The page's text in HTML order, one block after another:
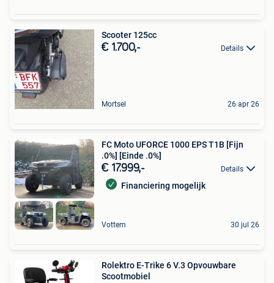
Scooter 125cc
€ 1.700,- Details
Mortsel 26 apr 26
FC Moto UFORCE 1000 EPS T1B [Fijn
.0%] [Einde .0%]
€ 17.999,- Details
Financiering mogelijk
Vottem 30 jul 26
Rolektro E-Trike 6 V.3 Opvouwbare
Scootmobiel